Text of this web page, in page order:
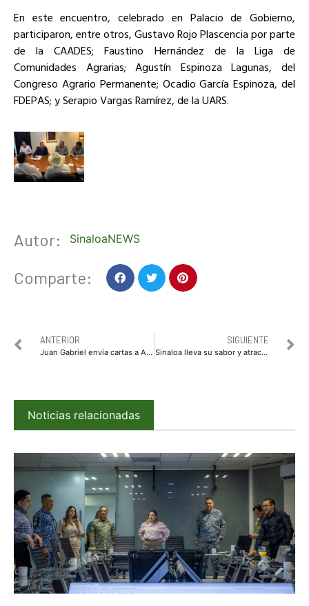
En este encuentro, celebrado en Palacio de Gobierno,
participaron, entre otros, Gustavo Rojo Plascencia por parte
de la CAADES; Faustino Hernández de la Liga de
Comunidades Agrarias; Agustín Espinoza Lagunas, del
Congreso Agrario Permanente; Ocadio García Espinoza, del
FDEPAS; y Serapio Vargas Ramírez, de la UARS.
Autor: SinaloaNEWS
Comparte:
ANTERIOR
Juan Gabriel envía cartas a AMLO y le pide atestiguar su reaparición
SIGUIENTE
Sinaloa lleva su sabor y atractivos al Tianguis Turístico México 2019
Noticias relacionadas